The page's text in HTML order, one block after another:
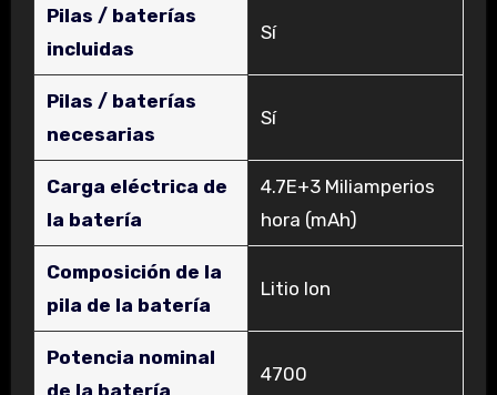
Pilas / baterías
incluidas
‎Sí
Pilas / baterías
necesarias
‎Sí
Carga eléctrica de
la batería
‎4.7E+3 Miliamperios
hora (mAh)
Composición de la
pila de la batería
‎Litio Ion
Potencia nominal
de la batería
‎4700